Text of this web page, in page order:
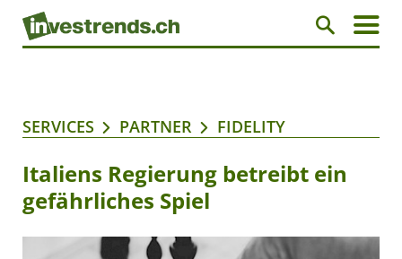
SERVICES PARTNER FIDELITY
Italiens Regierung betreibt ein
gefährliches Spiel